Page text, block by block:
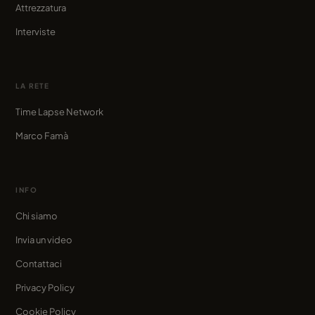
Attrezzatura
Interviste
LA RETE
Time Lapse Network
Marco Famà
INFO
Chi siamo
Invia un video
Contattaci
Privacy Policy
Cookie Policy